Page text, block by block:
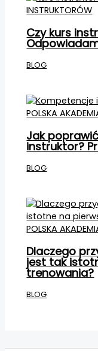
Czy kurs
BLOG
Jak
instruktor?
BLOG
Dlaczego
jest tak
trenowania?
BLOG